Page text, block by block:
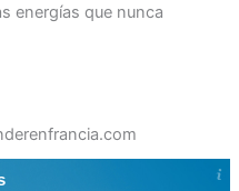
energías que nunca